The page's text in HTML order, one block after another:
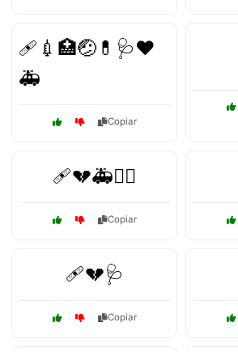
🩹💉🏥🤕💊🩺❤️
🚑
Copiar
🩹💔🚑🧑‍⚕️
Copiar
🩹💔🩺
Copiar